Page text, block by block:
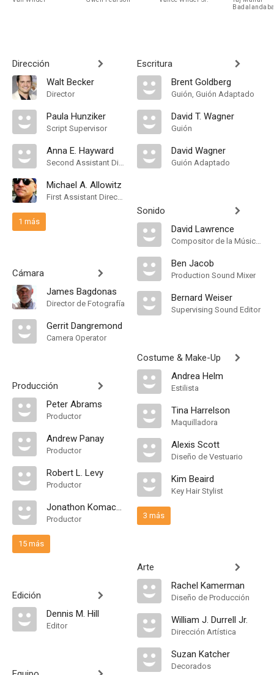
Dirección
Walt Becker
Director
Paula Hunziker
Script Supervisor
Anna E. Hayward
Second Assistant Director
Michael A. Allowitz
First Assistant Director
1 más
Cámara
James Bagdonas
Director de Fotografía
Gerrit Dangremond
Camera Operator
Producción
Peter Abrams
Productor
Andrew Panay
Productor
Robert L. Levy
Productor
Jonathon Komack Martin
Productor
15 más
Edición
Dennis M. Hill
Editor
Escritura
Brent Goldberg
Guión, Guión Adaptado
David T. Wagner
Guión
David Wagner
Guión Adaptado
Sonido
David Lawrence
Compositor de la Música Original, Música
Ben Jacob
Production Sound Mixer
Bernard Weiser
Supervising Sound Editor
Costume & Make-Up
Andrea Helm
Estilista
Tina Harrelson
Maquilladora
Alexis Scott
Diseño de Vestuario
Kim Beaird
Key Hair Stylist
3 más
Arte
Rachel Kamerman
Diseño de Producción
William J. Durrell Jr.
Dirección Artística
Suzan Katcher
Decorados